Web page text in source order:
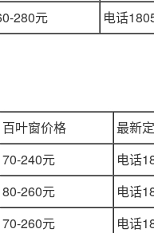
280元 电话
百叶窗价格 最新
70-240元 电话
80-260元 电话
70-260元 电话